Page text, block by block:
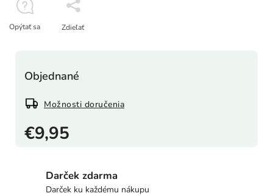
€9,95
Objednané
Možnosti doručenia
Opýtať sa Zdieľať
Darček zdarma
Darček ku každému nákupu